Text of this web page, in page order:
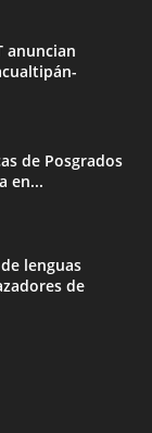
anuncian
de Posgrados
en...
lenguas
de